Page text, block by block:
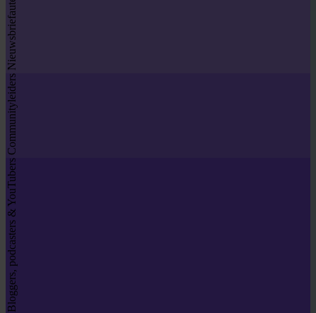
Nieuwsbriefauteurs
Communityleiders
Bloggers, podcasters & YouTubers